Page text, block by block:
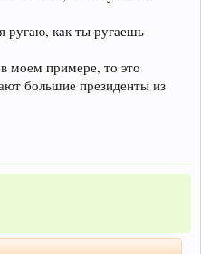
ругаю, как ты ругаешь
моем примере, то это
большие президенты из